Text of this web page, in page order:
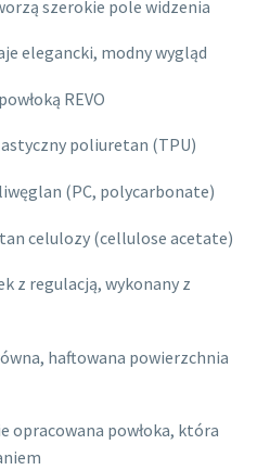
szerokie pole widzenia
elegancki, modny wygląd
REVO
poliuretan (TPU)
(PC, polycarbonate)
celulozy (cellulose acetate)
z regulacją, wykonany z
haftowana powierzchnia
opracowana powłoka, która